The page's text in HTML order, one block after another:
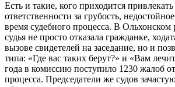
Есть и такие, кого приходится
ответственности за грубость,
время судебного процесса. В Ольхонском
судья не просто отказала гражданке,
вызове свидетелей на заседание, но и
типа: «Где вас таких берут?» и «Вам
года в комиссию поступило 1230 жалоб
процесса. Председатели же судов